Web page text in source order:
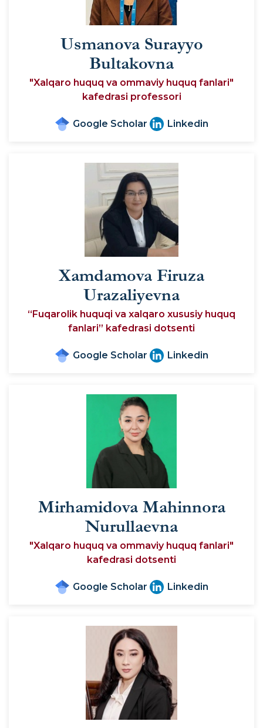
Usmanova Surayyo
Bultakovna
"Xalqaro huquq va ommaviy huquq fanlari"
kafedrasi professori
Google Scholar Linkedin
Xamdamova Firuza
Urazaliyevna
“Fuqarolik huquqi va xalqaro xususiy huquq
fanlari” kafedrasi dotsenti
Google Scholar Linkedin
Mirhamidova Mahinnora
Nurullaevna
"Xalqaro huquq va ommaviy huquq fanlari"
kafedrasi dotsenti
Google Scholar Linkedin